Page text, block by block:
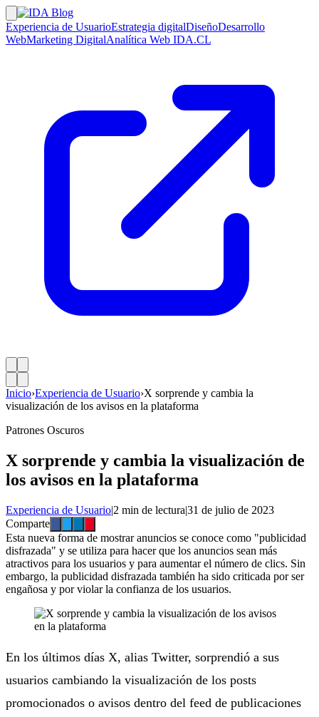
Experiencia de UsuarioEstrategia digitalDiseñoDesarrollo
WebMarketing DigitalAnalítica Web IDA.CL
Inicio›Experiencia de Usuario›X sorprende y cambia la
visualización de los avisos en la plataforma
Patrones Oscuros
X sorprende y cambia la visualización de
los avisos en la plataforma
Experiencia de Usuario|2 min de lectura|31 de julio de 2023
Comparte
Esta nueva forma de mostrar anuncios se conoce como "publicidad
disfrazada" y se utiliza para hacer que los anuncios sean más
atractivos para los usuarios y para aumentar el número de clics. Sin
embargo, la publicidad disfrazada también ha sido criticada por ser
engañosa y por violar la confianza de los usuarios.
En los últimos días X, alias Twitter, sorprendió a sus
usuarios cambiando la visualización de los posts
promocionados o avisos dentro del feed de publicaciones